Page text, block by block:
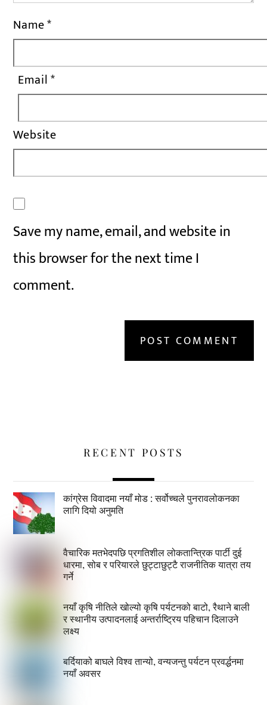
Name*
Email*
Website
Save my name, email, and website in
this browser for the next time I
comment.
RECENT POSTS
कांग्रेस विवादमा नयाँ मोड : सर्वोच्चले पुनरावलोकनका
लागि दियो अनुमति
वैचारिक मतभेदपछि प्रगतिशील लोकतान्त्रिक पार्टी दुई
धारमा, सोब र परियारले छुट्टाछुट्टै राजनीतिक यात्रा तय
गर्ने
नयाँ कृषि नीतिले खोल्यो कृषि पर्यटनको बाटो, रैथाने बाली
र स्थानीय उत्पादनलाई अन्तर्राष्ट्रिय पहिचान दिलाउने
लक्ष्य
बर्दियाको बाघले विश्व तान्यो, वन्यजन्तु पर्यटन प्रवर्द्धनमा
नयाँ अवसर